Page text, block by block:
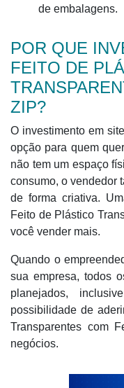
de embalagens.
POR QUE
FEITO DE
ZIP?
O investimento em
opção para quem
não tem um espaço
consumo, o vendedor
de forma criativa.
Feito de Plástico
você vender mais.
Quando o
sua empresa, todos
planejados,
possibilidade de
Transparentes com
negócios.